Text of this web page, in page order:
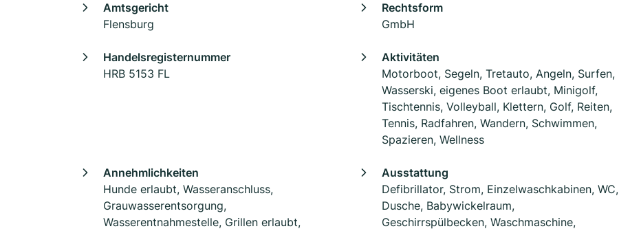
Amtsgericht
Flensburg
Rechtsform
GmbH
Handelsregisternummer
HRB 5153 FL
Aktivitäten
Motorboot, Segeln, Tretauto, Angeln, Surfen,
Wasserski, eigenes Boot erlaubt, Minigolf,
Tischtennis, Volleyball, Klettern, Golf, Reiten,
Tennis, Radfahren, Wandern, Schwimmen,
Spazieren, Wellness
Annehmlichkeiten
Hunde erlaubt, Wasseranschluss,
Grauwasserentsorgung,
Wasserentnahmestelle, Grillen erlaubt,
Ausstattung
Defibrillator, Strom, Einzelwaschkabinen, WC,
Dusche, Babywickelraum,
Geschirrspülbecken, Waschmaschine,